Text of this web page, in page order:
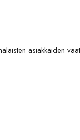
asiakkaiden